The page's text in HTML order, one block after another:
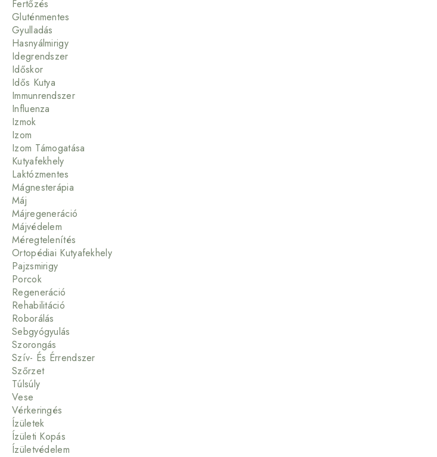
Fertőzés
Gluténmentes
Gyulladás
Hasnyálmirigy
Idegrendszer
Időskor
Idős Kutya
Immunrendszer
Influenza
Izmok
Izom
Izom Támogatása
Kutyafekhely
Laktózmentes
Mágnesterápia
Máj
Májregeneráció
Májvédelem
Méregtelenítés
Ortopédiai Kutyafekhely
Pajzsmirigy
Porcok
Regeneráció
Rehabilitáció
Roborálás
Sebgyógyulás
Szorongás
Szív- És Érrendszer
Szőrzet
Túlsúly
Vese
Vérkeringés
Ízületek
Ízületi Kopás
Ízületvédelem